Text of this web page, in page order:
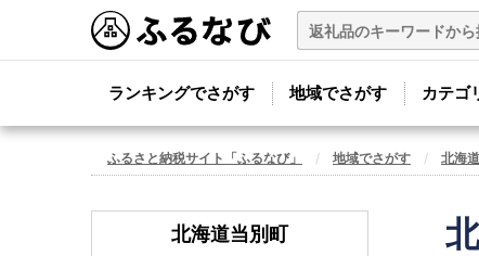
ランキングでさがす 地域でさがす カテゴ
ふるさと納税サイト「ふるなび」 地域でさがす 北海
北海道当別町